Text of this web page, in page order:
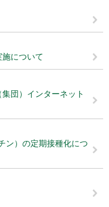
について
団）インターネット
ン）の定期接種化につ